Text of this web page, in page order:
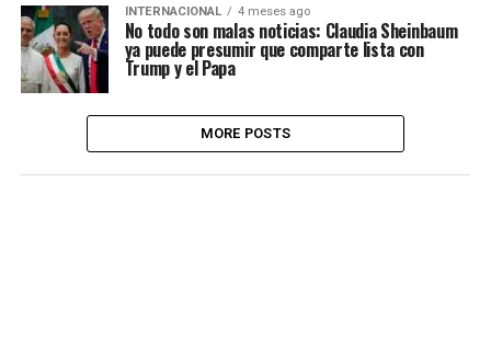
INTERNACIONAL 4 meses ago
No todo son malas noticias: Claudia Sheinbaum
ya puede presumir que comparte lista con
Trump y el Papa
MORE POSTS